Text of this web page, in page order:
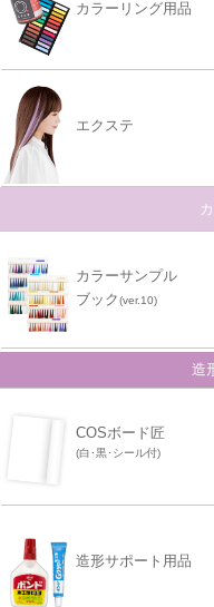
カラーリング用品
エクステ
カラーサンプル
ブック(ver.10)
造
COSボード匠
(白･黒･シール付)
造形サポート用品